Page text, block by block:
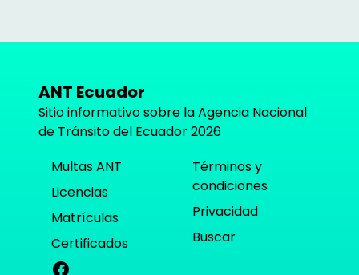
ANT Ecuador
Sitio informativo sobre la Agencia Nacional
de Tránsito del Ecuador2026
Multas ANT
Licencias
Matrículas
Certificados
Términos y
condiciones
Privacidad
Buscar